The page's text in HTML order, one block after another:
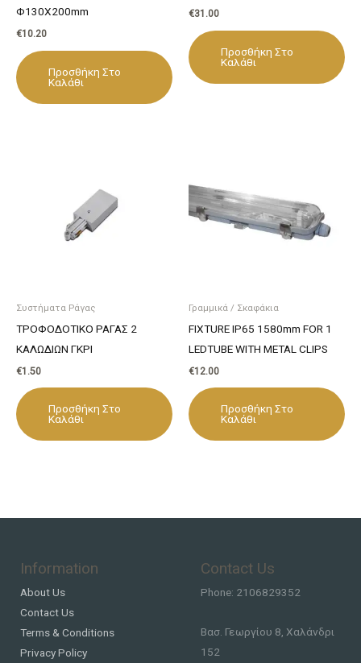
Φ130Χ200mm
€10.20
Προσθήκη Στο
Καλάθι
€31.00
Προσθήκη Στο
Καλάθι
Συστήματα Ράγας
ΤΡΟΦΟΔΟΤΙΚΟ ΡΑΓΑΣ 2
ΚΑΛΩΔΙΩΝ ΓΚΡΙ
€1.50
Προσθήκη Στο
Καλάθι
Γραμμικά / Σκαφάκια
FIXTURE IP65 1580mm FOR 1
LEDTUBE WITH METAL CLIPS
€12.00
Προσθήκη Στο
Καλάθι
Information
About Us
Contact Us
Terms & Conditions
Privacy Policy
Contact Us
Phone: 2106829352
Βασ. Γεωργίου 8, Χαλάνδρι
152